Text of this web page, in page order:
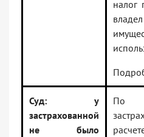
налог
Суд: у
застрахованной
не было
По